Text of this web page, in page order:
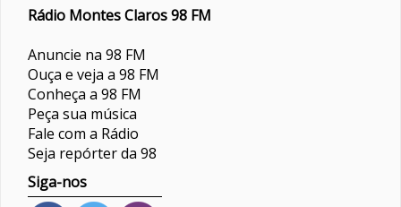
Rádio Montes Claros 98 FM
Anuncie na 98 FM
Ouça e veja a 98 FM
Conheça a 98 FM
Peça sua música
Fale com a Rádio
Seja repórter da 98
Siga-nos